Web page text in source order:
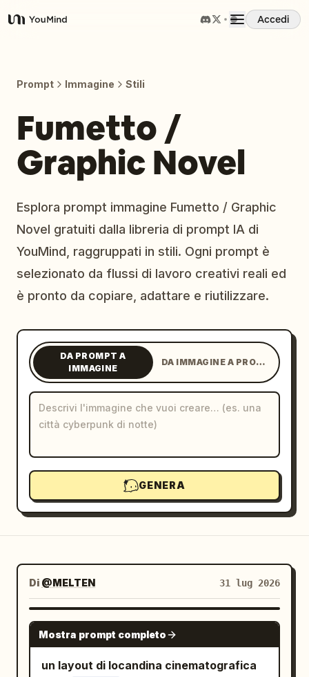
YouMind
Accedi
Abilità
Blog
Aggiornamenti
Prompt Immagine Stili
Fumetto /
Graphic Novel
Esplora prompt immagine Fumetto / Graphic
Novel gratuiti dalla libreria di prompt IA di
YouMind, raggruppati in stili. Ogni prompt è
selezionato da flussi di lavoro creativi reali ed
è pronto da copiare, adattare e riutilizzare.
DA PROMPT A
IMMAGINE
DA IMMAGINE A PROMPT
GENERA
Di @MELTEN 31 lug 2026
GPT IMAGE 2
Mostra prompt completo
un layout di locandina cinematografica